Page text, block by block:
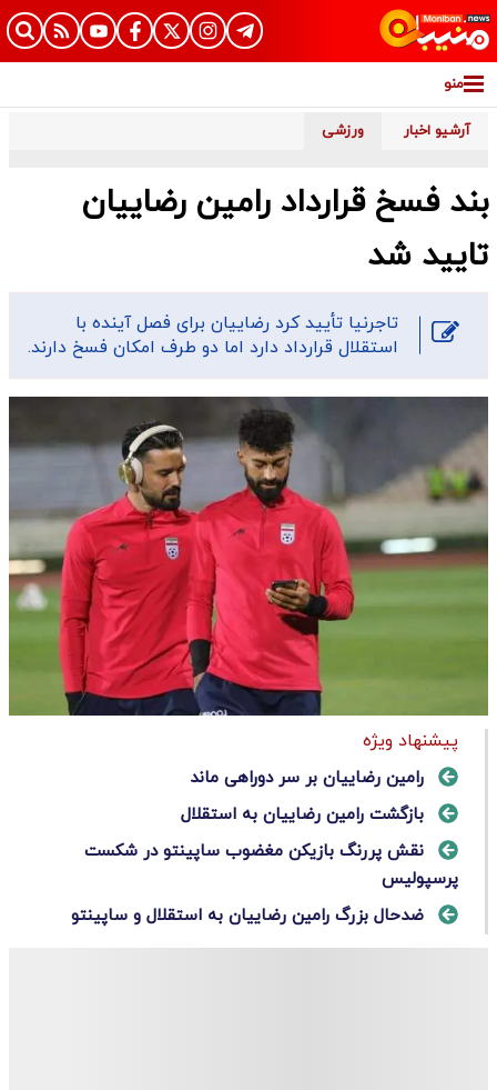
منو
آرشیو اخبار ورزشی
بند فسخ قرارداد رامین رضاییان
تایید شد
تاجرنیا تأیید کرد رضاییان برای فصل آینده با
استقلال قرارداد دارد اما دو طرف امکان فسخ دارند.
پیشنهاد ویژه
رامین رضاییان بر سر دوراهی ماند
بازگشت رامین رضاییان به استقلال
نقش پررنگ بازیکن مغضوب ساپینتو در شکست
پرسپولیس
ضدحال بزرگ رامین رضاییان به استقلال و ساپینتو